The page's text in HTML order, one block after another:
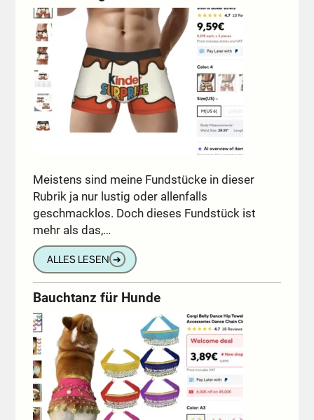
Meistens sind meine Fundstücke in dieser
Rubrik ja nur lustig oder allenfalls
geschmacklos. Doch dieses Fundstück ist
mehr als das,…
ALLES LESEN ➔
Bauchtanz für Hunde